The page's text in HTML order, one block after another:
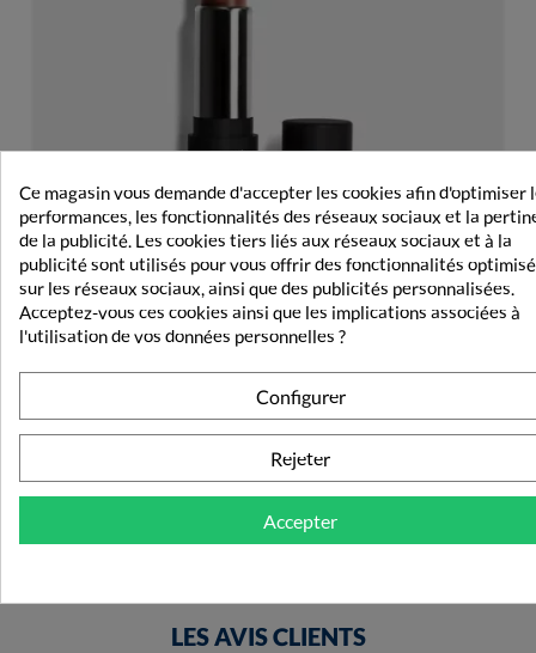
Lovrén Rouge À Lèvre Hydratant R1 Creamy Nude
6,99 €
LES AVIS CLIENTS
Ce magasin vous demande d'accepter les cookies afin d'optimiser
performances, les fonctionnalités des réseaux sociaux et la
de la publicité. Les cookies tiers liés aux réseaux sociaux et à la
publicité sont utilisés pour vous offrir des fonctionnalités
sur les réseaux sociaux, ainsi que des publicités personnalisées.
Acceptez-vous ces cookies ainsi que les implications associées à
l'utilisation de vos données personnelles ?
Configurer
Rejeter
Accepter